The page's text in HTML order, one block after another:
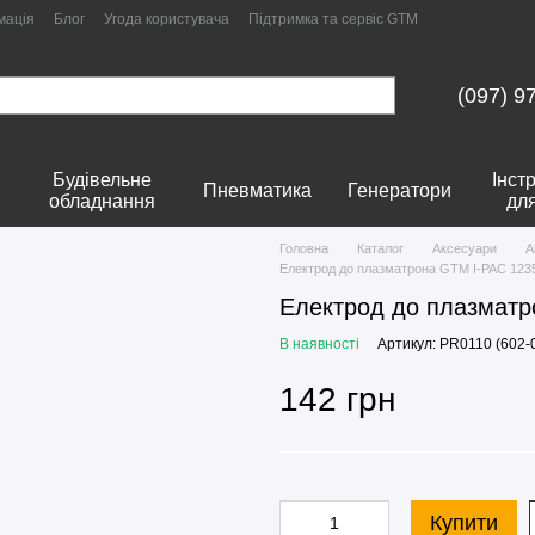
Блог Угода користувача Підтримка та сервіс GTM
(097)
Будівельне
обладнання
Пневматика Генератори
Головна Каталог Аксесуари
Електрод до плазматрона GTM I-PAC
Електрод до
В наявності Артикул: PR0110
142 грн
Купити